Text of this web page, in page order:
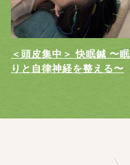
＜頭皮集中＞ 快眠鍼 〜眠
りと自律神経を整える〜